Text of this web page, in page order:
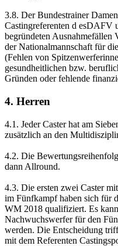
3.8. Der Bundestrainer
Castingreferenten d esDAFV
begründeten Ausnahmefällen
der Nationalmannschaft für
(Fehlen von
gesundheitlichen bzw.
Gründen oder fehlende
4. Herren
4.1. Jeder Caster hat am
zusätzlich an den
4.2. Die
dann Allround.
4.3. Die ersten zwei Caster
im Fünfkampf haben sich für
WM 2018 qualifiziert. Es
Nachwuchswerfer für den
werden. Die Entscheidung
mit dem Referenten